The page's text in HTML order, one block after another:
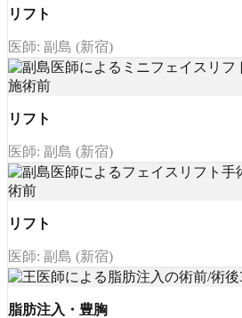
リフト
医師: 副島 (新宿)
リフト
医師: 副島 (新宿)
リフト
医師: 副島 (新宿)
脂肪注入・豊胸